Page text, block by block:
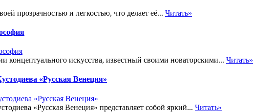
прозрачностью и легкостью, что делает её... Читать»
концептуального искусства, известный своими новаторскими... Читать»
«Русская Венеция»
«Русская Венеция» представляет собой яркий... Читать»